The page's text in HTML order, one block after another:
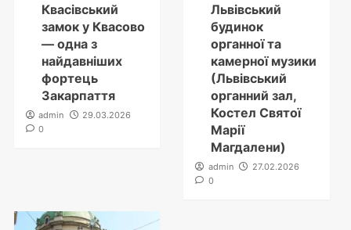
Квасівський
замок у Квасово
— одна з
найдавніших
фортець
Закарпаття
admin
29.03.2026
0
Львівський
будинок
органної та
камерної музики
(Львівський
органний зал,
Костел Святої
Марії
Магдалени)
admin
27.02.2026
0